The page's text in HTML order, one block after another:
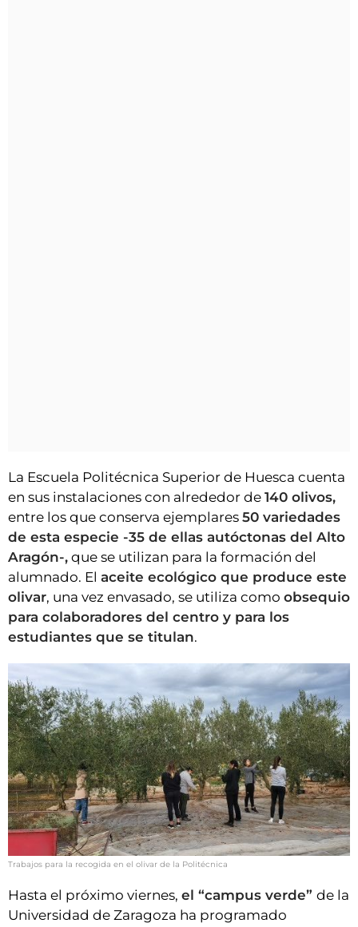
La Escuela Politécnica Superior de Huesca cuenta
en sus instalaciones con alrededor de 140 olivos,
entre los que conserva ejemplares 50 variedades
de esta especie -35 de ellas autóctonas del Alto
Aragón-, que se utilizan para la formación del
alumnado. El aceite ecológico que produce este
olivar, una vez envasado, se utiliza como obsequio
para colaboradores del centro y para los
estudiantes que se titulan.
Trabajos para la recogida en el olivar de la Politécnica
Hasta el próximo viernes, el “campus verde” de la
Universidad de Zaragoza ha programado